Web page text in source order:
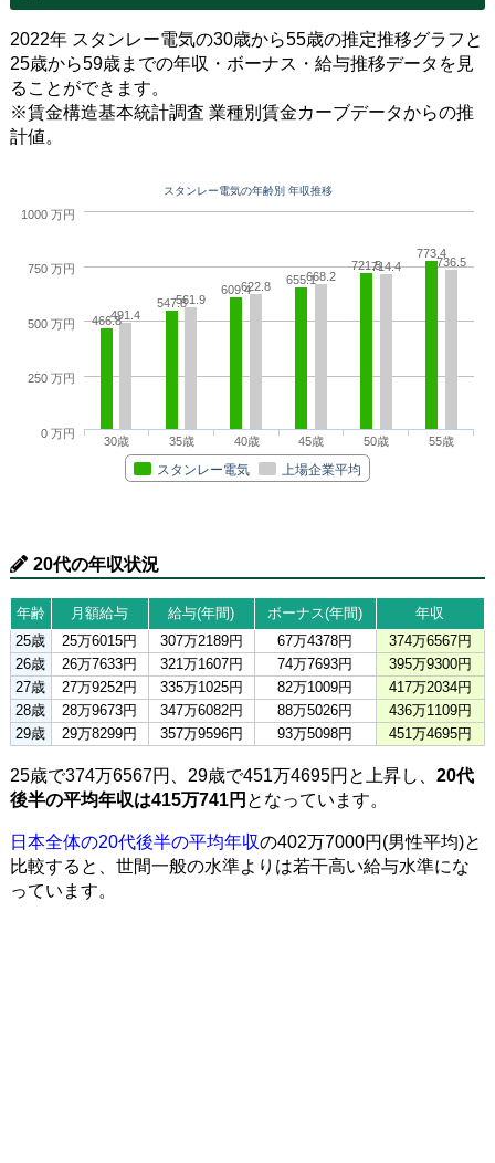
2022年 スタンレー電気の30歳から55歳の推定推移グラフと
25歳から59歳までの年収・ボーナス・給与推移データを見
ることができます。
※賃金構造基本統計調査 業種別賃金カーブデータからの推
計値。
スタンレー電気の年齢別 年収推移
466.8
547.8
609.4
655.1
721.5
773.4
491.4
561.9
622.8
668.2
714.4 736.5
スタンレー電気 上場企業平均
30歳 35歳 40歳 45歳 50歳 55歳
0 万円
1000 万円
250 万円
500 万円
750 万円
20代の年収状況
年齢 月額給与 給与(年間) ボーナス(年間)
年収
25歳
25万6015円 307万2189円 67万4378円
374万6567円
26歳
26万7633円 321万1607円 74万7693円
395万9300円
27歳
27万9252円 335万1025円 82万1009円
417万2034円
28歳
28万9673円 347万6082円 88万5026円
436万1109円
29歳
29万8299円 357万9596円 93万5098円 451万4695円
25歳で374万6567円、29歳で451万4695円と上昇し、 20代
後半の平均年収は415万741円 となっています。
日本全体の20代後半の平均年収の402万7000円(男性平均)と
比較すると、世間一般の水準よりは若干高い給与水準にな
っています。